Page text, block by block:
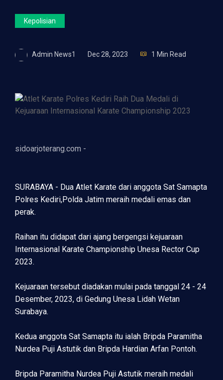
Kepolisian
Admin News1 Dec 28, 2023 1 Min Read
sidoarjoterang.com -
SURABAYA - Dua Atlet Karate dari anggota Sat Samapta
Polres Kediri,Polda Jatim meraih medali emas dan
perak.
Raihan itu didapat dari ajang bergengsi kejuaraan
Internasional Karate Championship Unesa Rector Cup
2023.
Kejuaraan tersebut diadakan mulai pada tanggal 24 - 24
Desember, 2023, di Gedung Unesa Lidah Wetan
Surabaya.
Kedua anggota Sat Samapta itu ialah Bripda Paramitha
Nurdea Puji Astutik dan Bripda Hardian Arfan Pontoh.
Bripda Paramitha Nurdea Puji Astutik meraih medali